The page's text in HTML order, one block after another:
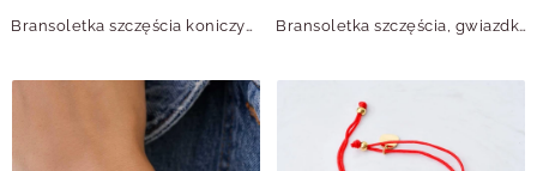
Bransoletka szczęścia koniczynka, stal pozłacana S109063Z03 Bransoletka szczęścia, gwiazdka, stal pozłacana S109088Z03